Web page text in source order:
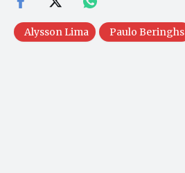
Alysson Lima Paulo Beringhs